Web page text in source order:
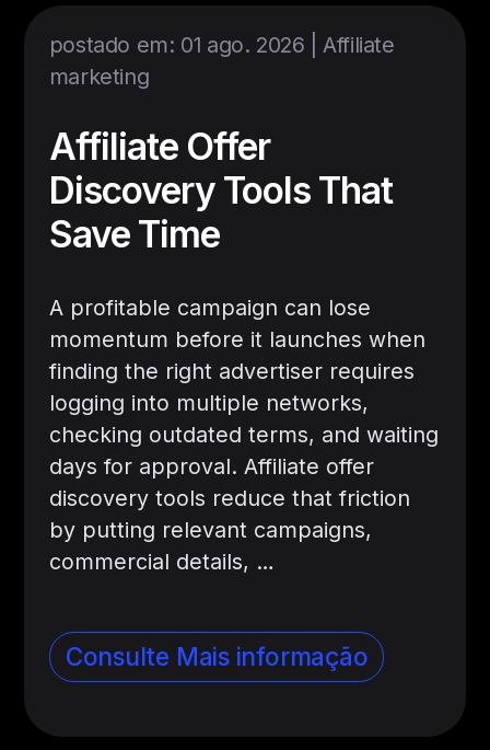
postado em: 01 ago. 2026 |Affiliate
marketing
Affiliate Offer
Discovery Tools That
Save Time
A profitable campaign can lose
momentum before it launches when
finding the right advertiser requires
logging into multiple networks,
checking outdated terms, and waiting
days for approval. Affiliate offer
discovery tools reduce that friction
by putting relevant campaigns,
commercial details, …
Consulte Mais informação